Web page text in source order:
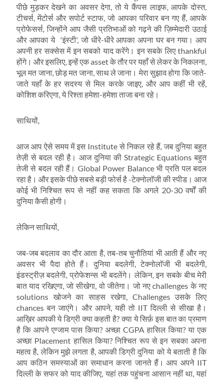
पीछे मुड़कर देखने का अवसर देगा, तो ये कैंपस लाइफ, आपके दोस्त,
टीचर्स, मेंटोर्स और सपोर्ट स्टाफ, जो आपका परिवार बन गए हैं, आपके
प्रोफेसर्स, जिन्होंने आप जैसी प्रतिभाओं को गढ़ने की ज़िम्मेदारी उठाई
और आपका ये 'इंस्टी', जो धीरे-धीरे आपका अपना घर बन गया। आप
अपनी हर सक्सेस में इन सबको याद करेंगे। इन सबके लिए thankful
होंगे। और इसलिए, इन्हें एक asset के तौर पर यहाँ से लेकर के निकलना,
भूल मत जाना, छोड़ मत जाना, साथ ले जाना। मेरा सुझाव होगा कि जाते-
जाते यहाँ के हर सदस्य से मिल करके जाइए, और आप कहीं भी रहें,
कोशिश करिएगा, ये रिश्ता हमेशा-हमेशा ताजा बना रहे।
साथियों,
आज आप ऐसे समय में इस Institute से निकल रहे हैं, जब दुनिया बहुत
तेज़ी से बदल रही है। आज दुनिया की Strategic Equations बहुत
तेजी से बदल रही हैं। Global Power Balance भी प्रति पल बदल
रहा है। और इसके पीछे सबसे बड़ी फोर्स है -टेक्नोलॉजी की स्पीड। आज
कोई भी निश्चित रूप से नहीं कह सकता कि अगले 20-30 वर्षों की
दुनिया कैसी होगी।
लेकिन साथियों,
जब-जब बदलाव का दौर आता है, तब-तब चुनौतियां भी आती हैं और नए
अवसर भी पैदा होते हैं। दुनिया बदलेगी, टेक्नोलॉजी भी बदलेगी,
इंडस्ट्रीज़ बदलेगी, प्रोफेशन्स भी बदलेंगे। लेकिन, इन सबके बीच मेरी
बात याद रखिएगा, जो सीखेगा, वो जीतेगा। जो नए challenges के नए
solutions खोजने का साहस रखेगा, Challenges उसके लिए
chances बन जाएंगे। और आपने, यही तो IIT दिल्ली से सीखा है।
आख़िर आपकी ये डिग्री क्या कहती है? क्या ये सिर्फ़ इस बात का प्रमाण
है कि आपने एग्जाम पास किया? अच्छा CGPA हासिल किया? या एक
अच्छा Placement हासिल किया? निश्चित रूप से इन सबका अपना
महत्व है, लेकिन मुझे लगता है, आपकी डिग्री दुनिया को ये बताती है कि
आप कठिन समस्याओं का समाधान करना जानते हैं। आप अपने IIT
दिल्ली के सफर को याद कीजिए, यहां तक पहुंचना आसान नहीं था, यहां